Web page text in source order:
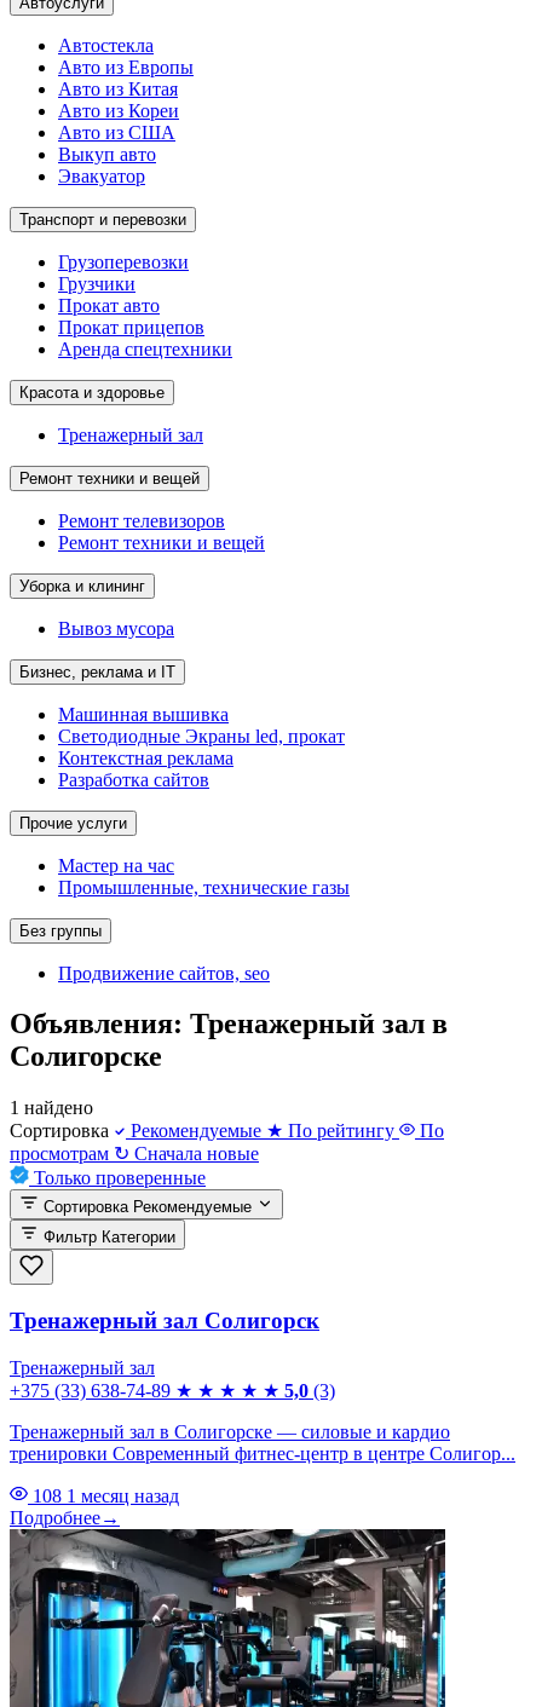
Автостекла
Авто из Европы
Авто из Китая
Авто из Кореи
Авто из США
Выкуп авто
Эвакуатор
Транспорт и перевозки
Грузоперевозки
Грузчики
Прокат авто
Прокат прицепов
Аренда спецтехники
Красота и здоровье
Тренажерный зал
Ремонт техники и вещей
Ремонт телевизоров
Ремонт техники и вещей
Уборка и клининг
Вывоз мусора
Бизнес, реклама и IT
Машинная вышивка
Светодиодные Экраны led, прокат
Контекстная реклама
Разработка сайтов
Прочие услуги
Мастер на час
Промышленные, технические газы
Без группы
Продвижение сайтов, seo
Объявления: Тренажерный зал в
Солигорске
1 найдено
Сортировка
Рекомендуемые ★ По рейтингу
По
просмотрам ↻ Сначала новые
Только проверенные
Сортировка Рекомендуемые
Фильтр Категории
Тренажерный зал Солигорск
Тренажерный зал
+375 (33) 638-74-89 ★ ★ ★ ★ ★ 5,0 (3)
Тренажерный зал в Солигорске — силовые и кардио
тренировки Современный фитнес-центр в центре Солигор...
108 1 месяц назад
Подробнее→